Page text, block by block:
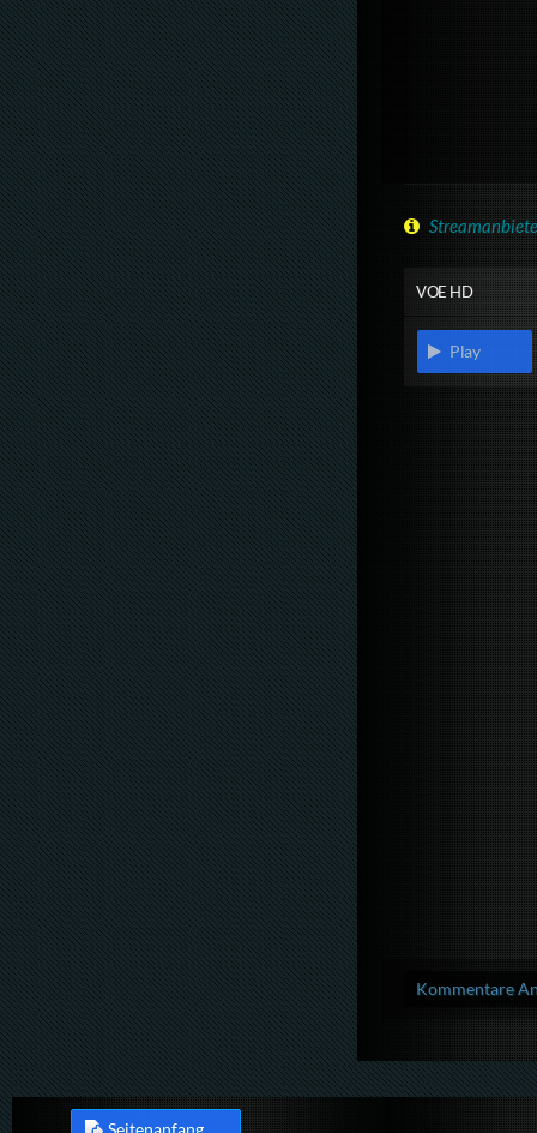
VOE HD
Play
Kommentare
Seitenanfang